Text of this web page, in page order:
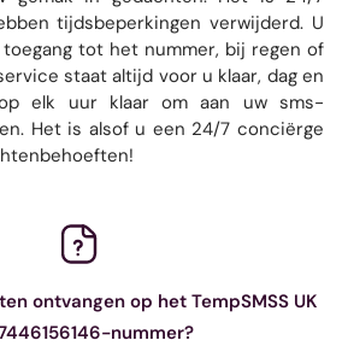
tijdsbeperkingen verwijderd. U
tot het nummer, bij regen of
staat altijd voor u klaar, dag en
elk uur klaar om aan uw sms-
Het is alsof u een 24/7 conciërge
ontvangen op het TempSMSS UK
nummer?